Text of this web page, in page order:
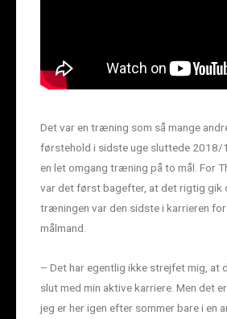
Det var en træning som så mange
førstehold i sidste uge sluttede 2018/
en let omgang træning på to mål. For
var det først bagefter, at det rigtig gik
træningen var den sidste i karrieren
målmand.
– Det har egentlig ikke strejfet mig, at
slut med min aktive karriere. Men det
jeg er her igen efter sommer bare i en